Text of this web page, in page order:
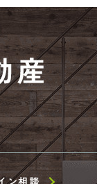
ン相談